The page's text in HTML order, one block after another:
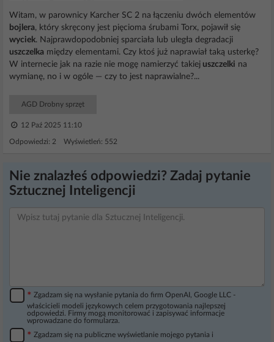
Witam, w parownicy Karcher SC 2 na łączeniu dwóch elementów
bojlera, który skręcony jest pięcioma śrubami Torx, pojawił się
wyciek. Najprawdopodobniej sparciała lub uległa degradacji
uszczelka między elementami. Czy ktoś już naprawiał taką usterkę?
W internecie jak na razie nie mogę namierzyć takiej uszczelki na
wymianę, no i w ogóle — czy to jest naprawialne?...
AGD Drobny sprzęt
12 Paź 2025 11:10
Odpowiedzi: 2 Wyświetleń: 552
Nie znalazłeś odpowiedzi? Zadaj pytanie
Sztucznej Inteligencji
* Zgadzam się na wysłanie pytania do firm OpenAI, Google LLC -
właścicieli modeli językowych celem przygotowania najlepszej
odpowiedzi. Firmy mogą monitorować i zapisywać informacje
wprowadzane do formularza.
* Zgadzam się na publiczne wyświetlanie mojego pytania i